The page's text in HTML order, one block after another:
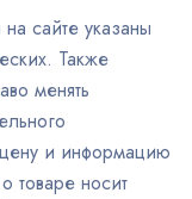
сайте указаны
Также
менять
и информацию
товаре носит